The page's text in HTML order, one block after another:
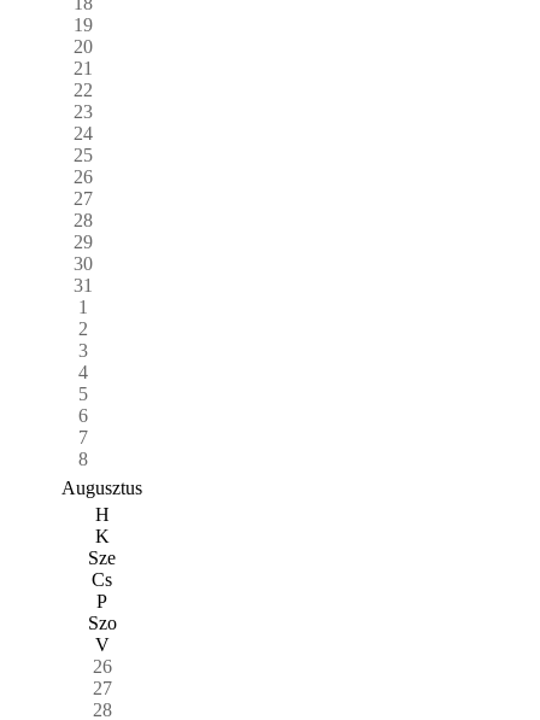
19
20
21
22
23
24
25
26
27
28
29
30
31
1
2
3
4
5
6
7
8
Augusztus
H
K
Sze
Cs
P
Szo
V
26
27
28